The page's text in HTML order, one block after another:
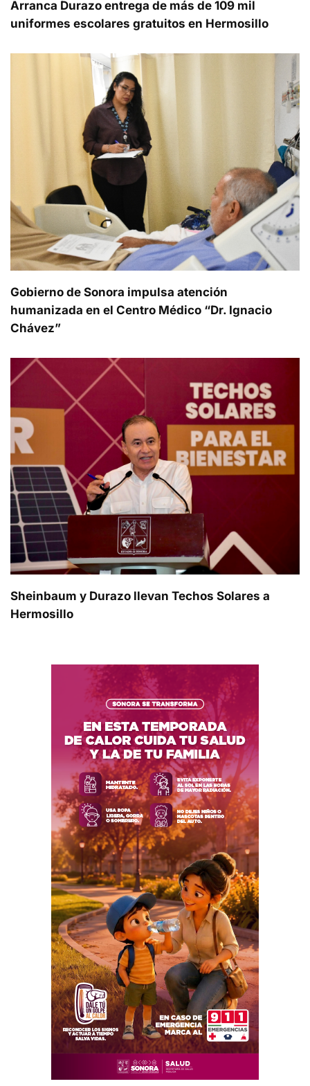
Arranca Durazo entrega de más de 109 mil
uniformes escolares gratuitos en Hermosillo
Gobierno de Sonora impulsa atención
humanizada en el Centro Médico “Dr. Ignacio
Chávez”
Sheinbaum y Durazo llevan Techos Solares a
Hermosillo